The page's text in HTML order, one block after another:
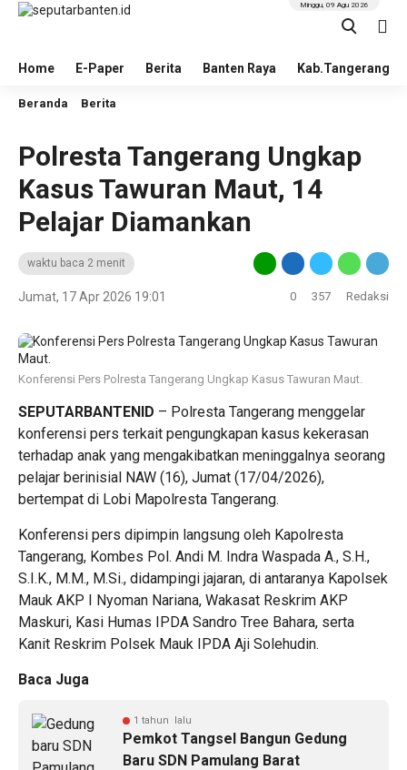
Home E-Paper Berita Banten Raya Kab.Tangerang
Minggu, 09 Agu 2026
Beranda Berita
Polresta Tangerang Ungkap
Kasus Tawuran Maut, 14
Pelajar Diamankan
waktu baca 2 menit
Jumat, 17 Apr 2026 19:01 0 357 Redaksi
Konferensi Pers Polresta Tangerang Ungkap Kasus Tawuran Maut.
SEPUTARBANTENID – Polresta Tangerang menggelar
konferensi pers terkait pengungkapan kasus kekerasan
terhadap anak yang mengakibatkan meninggalnya seorang
pelajar berinisial NAW (16), Jumat (17/04/2026),
bertempat di Lobi Mapolresta Tangerang.
Konferensi pers dipimpin langsung oleh Kapolresta
Tangerang, Kombes Pol. Andi M. Indra Waspada A., S.H.,
S.I.K., M.M., M.Si., didampingi jajaran, di antaranya Kapolsek
Mauk AKP I Nyoman Nariana, Wakasat Reskrim AKP
Maskuri, Kasi Humas IPDA Sandro Tree Bahara, serta
Kanit Reskrim Polsek Mauk IPDA Aji Solehudin.
Baca Juga
1 tahun lalu
Pemkot Tangsel Bangun Gedung
Baru SDN Pamulang Barat